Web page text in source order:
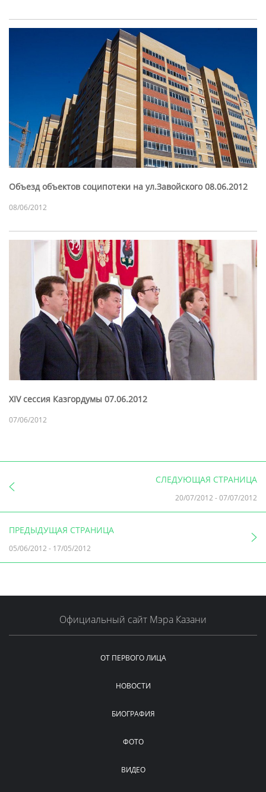
Объезд объектов соципотеки на ул.Завойского 08.06.2012
08/06/2012
XIV сессия Казгордумы 07.06.2012
07/06/2012
СЛЕДУЮЩАЯ СТРАНИЦА
20/07/2012 -07/07/2012
ПРЕДЫДУЩАЯ СТРАНИЦА
05/06/2012 - 17/05/2012
Официальный сайт Мэра Казани
ОТ ПЕРВОГО ЛИЦА
НОВОСТИ
БИОГРАФИЯ
ФОТО
ВИДЕО